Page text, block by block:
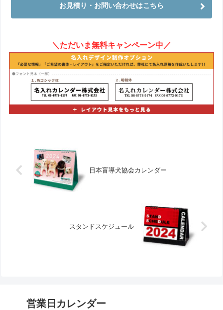
お見積り・お問い合わせはこちら
＼ただいま無料キャンペーン中／
日本盲導犬協会カレンダー
スタンドスケジュール
営業日カレンダー